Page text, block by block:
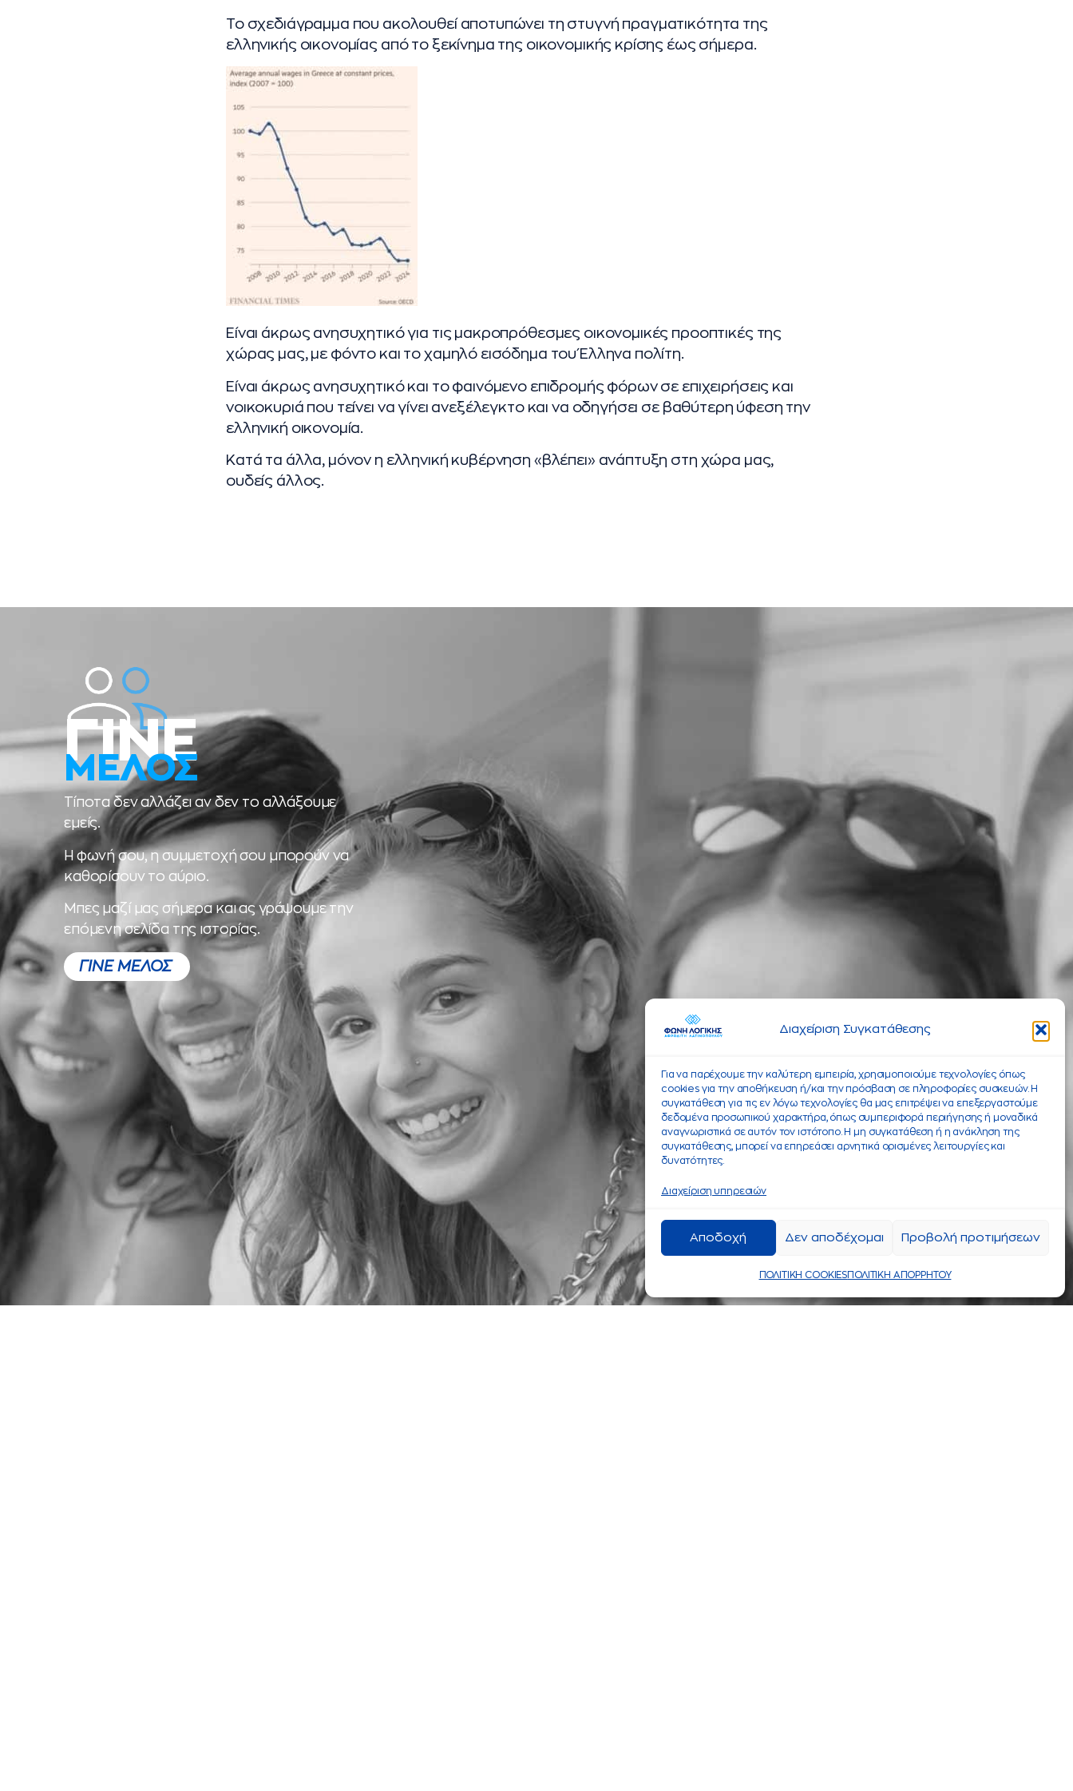
Διαχείριση Συγκατάθεσης
Για να παρέχουμε την καλύτερη εμπειρία, χρησιμοποιούμε τεχνολογίες όπως
cookies για την αποθήκευση ή/και την πρόσβαση σε πληροφορίες συσκευών. Η
συγκατάθεση για τις εν λόγω τεχνολογίες θα μας επιτρέψει να επεξεργαστούμε
δεδομένα προσωπικού χαρακτήρα, όπως συμπεριφορά περιήγησης ή μοναδικά
αναγνωριστικά σε αυτόν τον ιστότοπο. Η μη συγκατάθεση ή η ανάκληση της
συγκατάθεσης, μπορεί να επηρεάσει αρνητικά ορισμένες λειτουργίες και
δυνατότητες.
Διαχείριση υπηρεσιών
Αποδοχή Δεν αποδέχομαι Προβολή προτιμήσεων
ΠΟΛΙΤΙΚΗ COOKIESΠΟΛΙΤΙΚΗ ΑΠΟΡΡΗΤΟΥ
Το σχεδιάγραμμα που ακολουθεί αποτυπώνει τη στυγνή πραγματικότητα της
ελληνικής οικονομίας από το ξεκίνημα της οικονομικής κρίσης έως σήμερα.
Είναι άκρως ανησυχητικό για τις μακροπρόθεσμες οικονομικές προοπτικές της
χώρας μας, με φόντο και το χαμηλό εισόδημα του Έλληνα πολίτη.
Είναι άκρως ανησυχητικό και το φαινόμενο επιδρομής φόρων σε επιχειρήσεις και
νοικοκυριά που τείνει να γίνει ανεξέλεγκτο και να οδηγήσει σε βαθύτερη ύφεση την
ελληνική οικονομία.
Κατά τα άλλα, μόνον η ελληνική κυβέρνηση «βλέπει» ανάπτυξη στη χώρα μας,
ουδείς άλλος.
ΓΙΝΕ
ΜΕΛΟΣ
Τίποτα δεν αλλάζει αν δεν το αλλάξουμε
εμείς.
Η φωνή σου, η συμμετοχή σου μπορούν να
καθορίσουν το αύριο.
Μπες μαζί μας σήμερα και ας γράψουμε την
επόμενη σελίδα της ιστορίας.
ΓΙΝΕ ΜΕΛΟΣ